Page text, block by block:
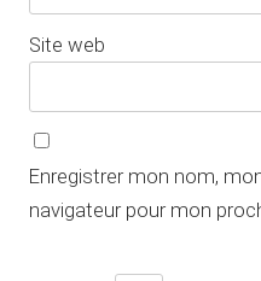
Site web
Enregistrer mon nom,
navigateur pour mon